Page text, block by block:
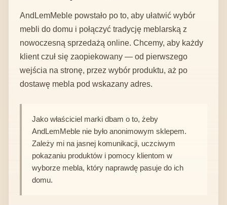
AndLemMeble powstało po to, aby ułatwić wybór
mebli do domu i połączyć tradycję meblarską z
nowoczesną sprzedażą online. Chcemy, aby każdy
klient czuł się zaopiekowany — od pierwszego
wejścia na stronę, przez wybór produktu, aż po
dostawę mebla pod wskazany adres.
Jako właściciel marki dbam o to, żeby
AndLemMeble nie było anonimowym sklepem.
Zależy mi na jasnej komunikacji, uczciwym
pokazaniu produktów i pomocy klientom w
wyborze mebla, który naprawdę pasuje do ich
domu.